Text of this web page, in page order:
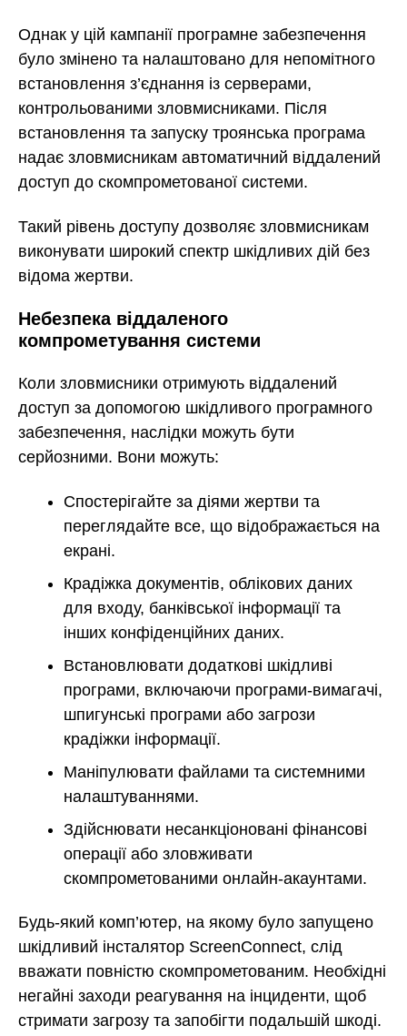
Однак у цій кампанії програмне забезпечення
було змінено та налаштовано для непомітного
встановлення з’єднання із серверами,
контрольованими зловмисниками. Після
встановлення та запуску троянська програма
надає зловмисникам автоматичний віддалений
доступ до скомпрометованої системи.
Такий рівень доступу дозволяє зловмисникам
виконувати широкий спектр шкідливих дій без
відома жертви.
Небезпека віддаленого
компрометування системи
Коли зловмисники отримують віддалений
доступ за допомогою шкідливого програмного
забезпечення, наслідки можуть бути
серйозними. Вони можуть:
Спостерігайте за діями жертви та
переглядайте все, що відображається на
екрані.
Крадіжка документів, облікових даних
для входу, банківської інформації та
інших конфіденційних даних.
Встановлювати додаткові шкідливі
програми, включаючи програми-вимагачі,
шпигунські програми або загрози
крадіжки інформації.
Маніпулювати файлами та системними
налаштуваннями.
Здійснювати несанкціоновані фінансові
операції або зловживати
скомпрометованими онлайн-акаунтами.
Будь-який комп’ютер, на якому було запущено
шкідливий інсталятор ScreenConnect, слід
вважати повністю скомпрометованим. Необхідні
негайні заходи реагування на інциденти, щоб
стримати загрозу та запобігти подальшій шкоді.